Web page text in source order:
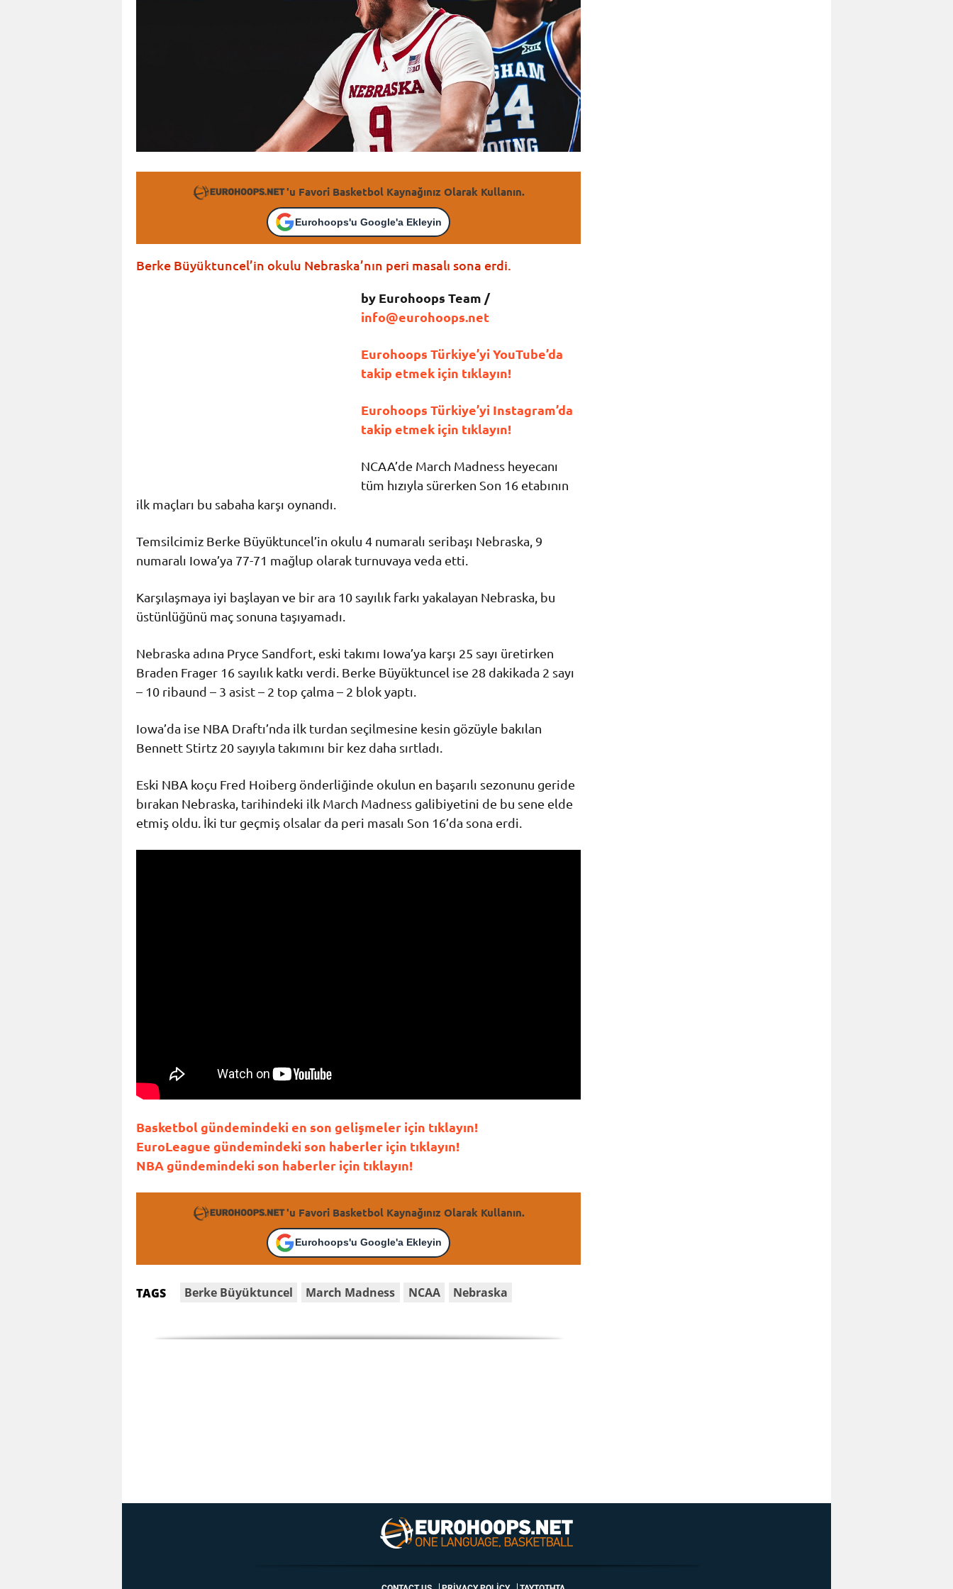
'u Favori Basketbol Kaynağınız Olarak Kullanın.
Eurohoops'u Google'a Ekleyin
Berke Büyüktuncel’in okulu Nebraska’nın peri masalı sona erdi.
by Eurohoops Team /
info@eurohoops.net
Eurohoops Türkiye’yi YouTube’da
takip etmek için tıklayın!
Eurohoops Türkiye’yi Instagram’da
takip etmek için tıklayın!
NCAA’de March Madness heyecanı
tüm hızıyla sürerken Son 16 etabının
ilk maçları bu sabaha karşı oynandı.
Temsilcimiz Berke Büyüktuncel’in okulu 4 numaralı seribaşı Nebraska, 9
numaralı Iowa’ya 77-71 mağlup olarak turnuvaya veda etti.
Karşılaşmaya iyi başlayan ve bir ara 10 sayılık farkı yakalayan Nebraska, bu
üstünlüğünü maç sonuna taşıyamadı.
Nebraska adına Pryce Sandfort, eski takımı Iowa’ya karşı 25 sayı üretirken
Braden Frager 16 sayılık katkı verdi. Berke Büyüktuncel ise 28 dakikada 2 sayı
– 10 ribaund – 3 asist – 2 top çalma – 2 blok yaptı.
Iowa’da ise NBA Draftı’nda ilk turdan seçilmesine kesin gözüyle bakılan
Bennett Stirtz 20 sayıyla takımını bir kez daha sırtladı.
Eski NBA koçu Fred Hoiberg önderliğinde okulun en başarılı sezonunu geride
bırakan Nebraska, tarihindeki ilk March Madness galibiyetini de bu sene elde
etmiş oldu. İki tur geçmiş olsalar da peri masalı Son 16’da sona erdi.
Basketbol gündemindeki en son gelişmeler için tıklayın!
EuroLeague gündemindeki son haberler için tıklayın!
NBA gündemindeki son haberler için tıklayın!
'u Favori Basketbol Kaynağınız Olarak Kullanın.
Eurohoops'u Google'a Ekleyin
TAGS Berke Büyüktuncel March Madness NCAA Nebraska